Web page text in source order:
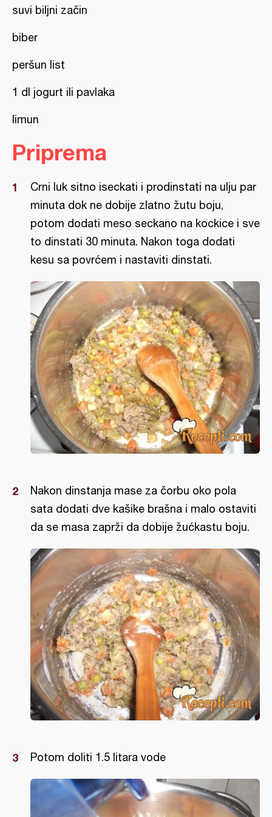
suvi biljni začin
biber
peršun list
1 dl jogurt ili pavlaka
limun
Priprema
Crni luk sitno iseckati i prodinstati na ulju par
minuta dok ne dobije zlatno žutu boju,
potom dodati meso seckano na kockice i sve
to dinstati 30 minuta. Nakon toga dodati
kesu sa povrćem i nastaviti dinstati.
Nakon dinstanja mase za čorbu oko pola
sata dodati dve kašike brašna i malo ostaviti
da se masa zaprži da dobije žućkastu boju.
Potom doliti 1.5 litara vode